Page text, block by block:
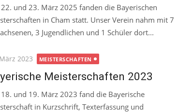
und 23. März 2025 fanden die Bayerischen
in Cham statt. Unser Verein nahm mit 7
3 Jugendlichen und 1 Schüler dort...
2023 MEISTERSCHAFTEN
Meisterschaften 2023
und 19. März 2023 fand die Bayerische
in Kurzschrift, Texterfassung und